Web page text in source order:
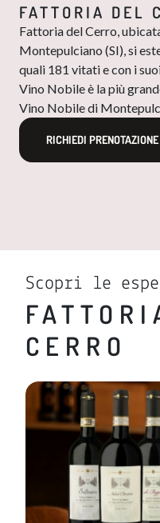
FATTORIA DEL
Fattoria del Cerro,
Montepulciano (SI), si
quali 181 vitati e con i
Vino Nobile​​ è la più
Vino Nobile di
RICHIEDI PRENOTAZIONE
Scopri le
CERRO